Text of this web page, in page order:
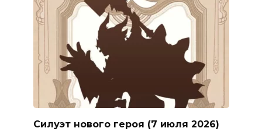
Силуэт нового героя (7 июля 2026)